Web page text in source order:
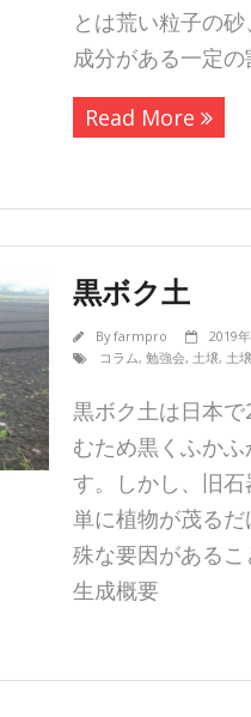
とは荒い粒子の
成分がある一定の
Read More
黒ボク土
Byfarmpro 2019
コラム,勉強会, 土壌, 土
黒ボク土は日本
むため黒くふか
す。しかし、旧石
単に植物が茂る
殊な要因がある
生成概要